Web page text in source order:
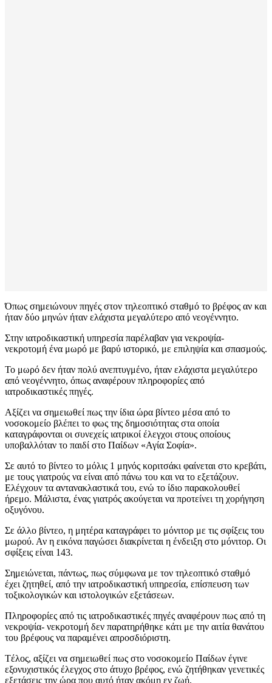
Όπως σημειώνουν πηγές στον τηλεοπτικό σταθμό το βρέφος αν και
ήταν δύο μηνών ήταν ελάχιστα μεγαλύτερο από νεογέννητο.
Στην ιατροδικαστική υπηρεσία παρέλαβαν για νεκροψία-
νεκροτομή ένα μωρό με βαρύ ιστορικό, με επιληψία και σπασμούς.
Το μωρό δεν ήταν πολύ ανεπτυγμένο, ήταν ελάχιστα μεγαλύτερο
από νεογέννητο, όπως αναφέρουν πληροφορίες από
ιατροδικαστικές πηγές.
Αξίζει να σημειωθεί πως την ίδια ώρα βίντεο μέσα από το
νοσοκομείο βλέπει το φως της δημοσιότητας στα οποία
καταγράφονται οι συνεχείς ιατρικοί έλεγχοι στους οποίους
υποβαλλόταν το παιδί στο Παίδων «Αγία Σοφία».
Σε αυτό το βίντεο το μόλις 1 μηνός κοριτσάκι φαίνεται στο κρεβάτι,
με τους γιατρούς να είναι από πάνω του και να το εξετάζουν.
Ελέγχουν τα αντανακλαστικά του, ενώ το ίδιο παρακολουθεί
ήρεμο. Μάλιστα, ένας γιατρός ακούγεται να προτείνει τη χορήγηση
οξυγόνου.
Σε άλλο βίντεο, η μητέρα καταγράφει το μόνιτορ με τις σφίξεις του
μωρού. Αν η εικόνα παγώσει διακρίνεται η ένδειξη στο μόνιτορ. Οι
σφίξεις είναι 143.
Σημειώνεται, πάντως, πως σύμφωνα με τον τηλεοπτικό σταθμό
έχει ζητηθεί, από την ιατροδικαστική υπηρεσία, επίσπευση των
τοξικολογικών και ιστολογικών εξετάσεων.
Πληροφορίες από τις ιατροδικαστικές πηγές αναφέρουν πως από τη
νεκροψία- νεκροτομή δεν παρατηρήθηκε κάτι με την αιτία θανάτου
του βρέφους να παραμένει απροσδιόριστη.
Tέλος, αξίζει να σημειωθεί πως στο νοσοκομείο Παίδων έγινε
εξονυχιστικός έλεγχος στο άτυχο βρέφος, ενώ ζητήθηκαν γενετικές
εξετάσεις την ώρα που αυτό ήταν ακόμη εν ζωή.